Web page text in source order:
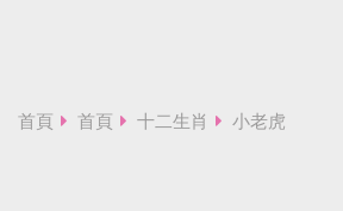
首頁 首頁 十二生肖 小老虎